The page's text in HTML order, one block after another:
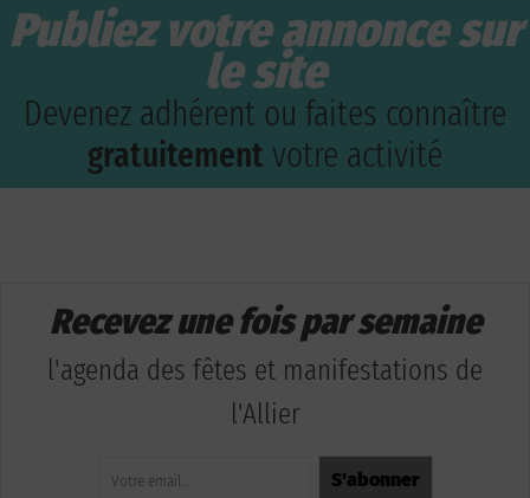
Publiez votre annonce sur
le site
Devenez adhérent ou faites connaître
gratuitement votre activité
Recevez une fois par semaine
l'agenda des fêtes et manifestations de
l'Allier